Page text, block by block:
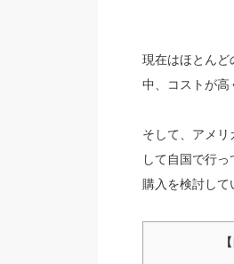
現在はほとんど
中、コストが高
そして、アメ
して自国で行
購入を検討して